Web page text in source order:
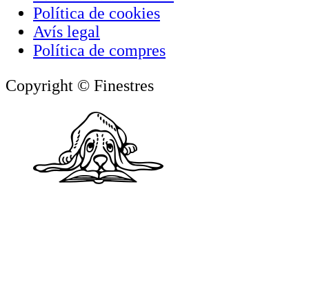
Política de cookies
Avís legal
Política de compres
Copyright © Finestres